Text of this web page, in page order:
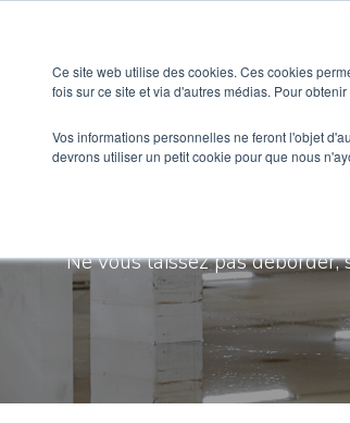
Ce site web utilise des cookies. Ces cookies
fois sur ce site et via d'autres médias. Pour
Vos informations personnelles ne feront l'objet
devrons utiliser un petit cookie pour que nous
Ne vous laissez pas